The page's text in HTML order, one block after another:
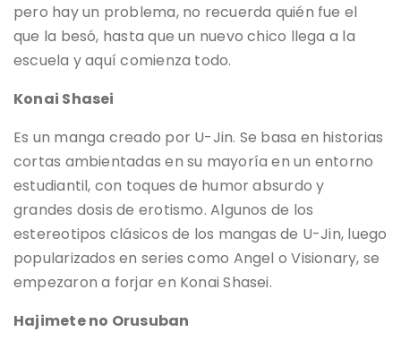
pero hay un problema, no recuerda quién fue el
que la besó, hasta que un nuevo chico llega a la
escuela y aquí comienza todo.
Konai Shasei
Es un manga creado por U-Jin. Se basa en historias
cortas ambientadas en su mayoría en un entorno
estudiantil, con toques de humor absurdo y
grandes dosis de erotismo. Algunos de los
estereotipos clásicos de los mangas de U-Jin, luego
popularizados en series como Angel o Visionary, se
empezaron a forjar en Konai Shasei.
Hajimete no Orusuban